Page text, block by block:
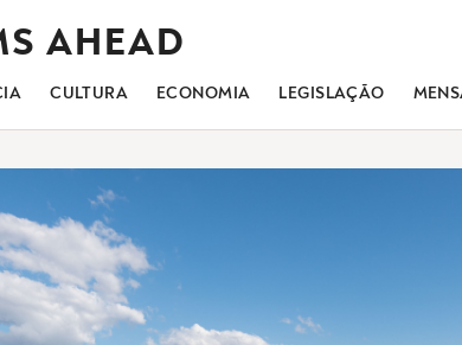
AHEAD
CULTURA ECONOMIA LEGISLAÇÃO